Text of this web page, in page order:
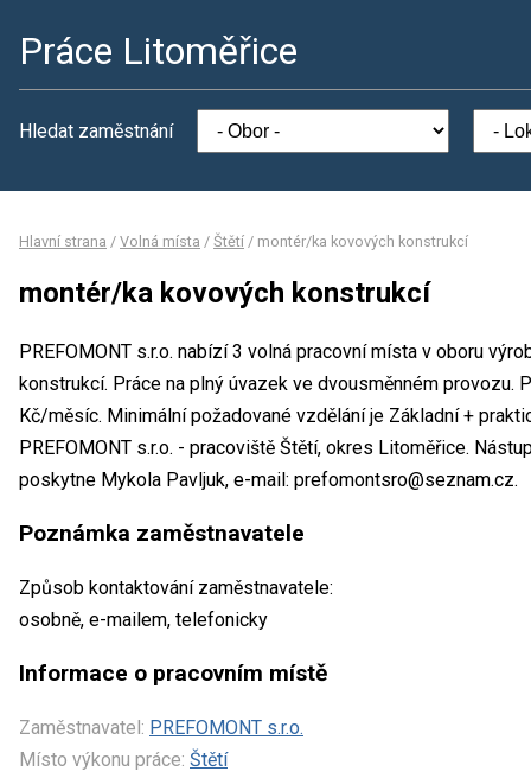
Práce Litoměřice
Hledat zaměstnání
Hlavní strana / Volná místa / Štětí / montér/ka kovových konstrukcí
montér/ka kovových konstrukcí
PREFOMONT s.r.o. nabízí 3 volná pracovní místa v oboru
konstrukcí. Práce na plný úvazek ve dvousměnném provozu.
Kč/měsíc. Minimální požadované vzdělání je Základní +
PREFOMONT s.r.o. - pracoviště Štětí, okres Litoměřice.
poskytne Mykola Pavljuk, e-mail: prefomontsro@seznam.cz.
Poznámka zaměstnavatele
Způsob kontaktování zaměstnavatele:
osobně, e-mailem, telefonicky
Informace o pracovním místě
Zaměstnavatel: PREFOMONT s.r.o.
Místo výkonu práce: Štětí